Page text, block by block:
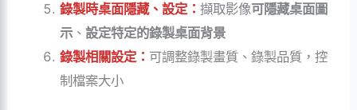
錄製時桌面隱藏、設定： 擷取影像可隱藏桌面圖
示、 設定特定的錄製桌面背景
錄製相關設定： 可調整錄製畫質、錄製品質，控
制檔案大小